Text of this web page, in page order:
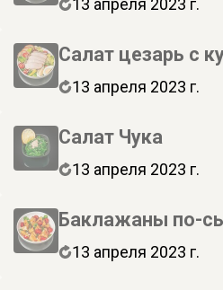
13 апреля 2023 г.
Салат цезарь с
13 апреля 2023 г.
Салат Чука
13 апреля 2023 г.
Баклажаны по-
13 апреля 2023 г.